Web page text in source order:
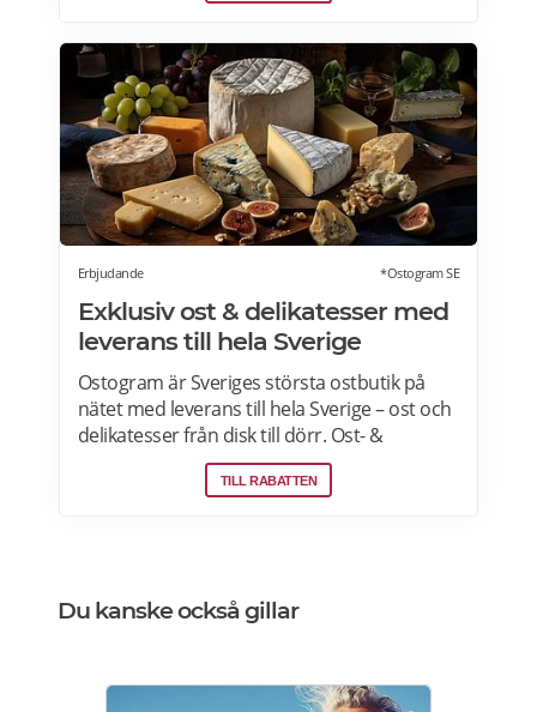
upplevelsepresenter i Sverige. Läs mer om
Live it presentkort här>>>
Erbjudande *Ostogram SE
Exklusiv ost & delikatesser med
leverans till hela Sverige
Ostogram är Sveriges största ostbutik på
nätet med leverans till hela Sverige – ost och
delikatesser från disk till dörr. Ost- &
charkprodukter. Färdiga presentlådor.
Ostbrickor. Ostogram skickar alla paket med
TILL RABATTEN
Du kanske också gillar